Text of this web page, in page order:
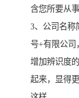
含您所要从
3、公司名称
号+有限公司
增加辨识度
起来，显得